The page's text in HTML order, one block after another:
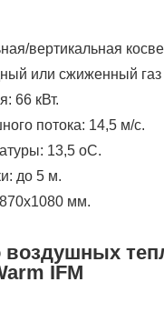
вертикальная
или сжиженный газ
66 кВт.
потока: 14,5 м/с.
13,5 оС.
до 5 м.
мм.
воздушных
IFM